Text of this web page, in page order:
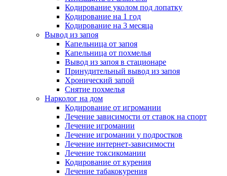
Кодирование уколом под лопатку
Кодирование на 1 год
Кодирование на 3 месяца
Вывод из запоя
Капельница от запоя
Капельница от похмелья
Вывод из запоя в стационаре
Принудительный вывод из запоя
Хронический запой
Снятие похмелья
Нарколог на дом
Кодирование от игромании
Лечение зависимости от ставок на спорт
Лечение игромании
Лечение игромании у подростков
Лечение интернет-зависимости
Лечение токсикомании
Кодирование от курения
Лечение табакокурения